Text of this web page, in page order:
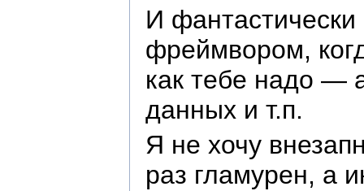
И
фреймвором,
как тебе надо —
данных и т.п.
Я не хочу
раз гламурен, а